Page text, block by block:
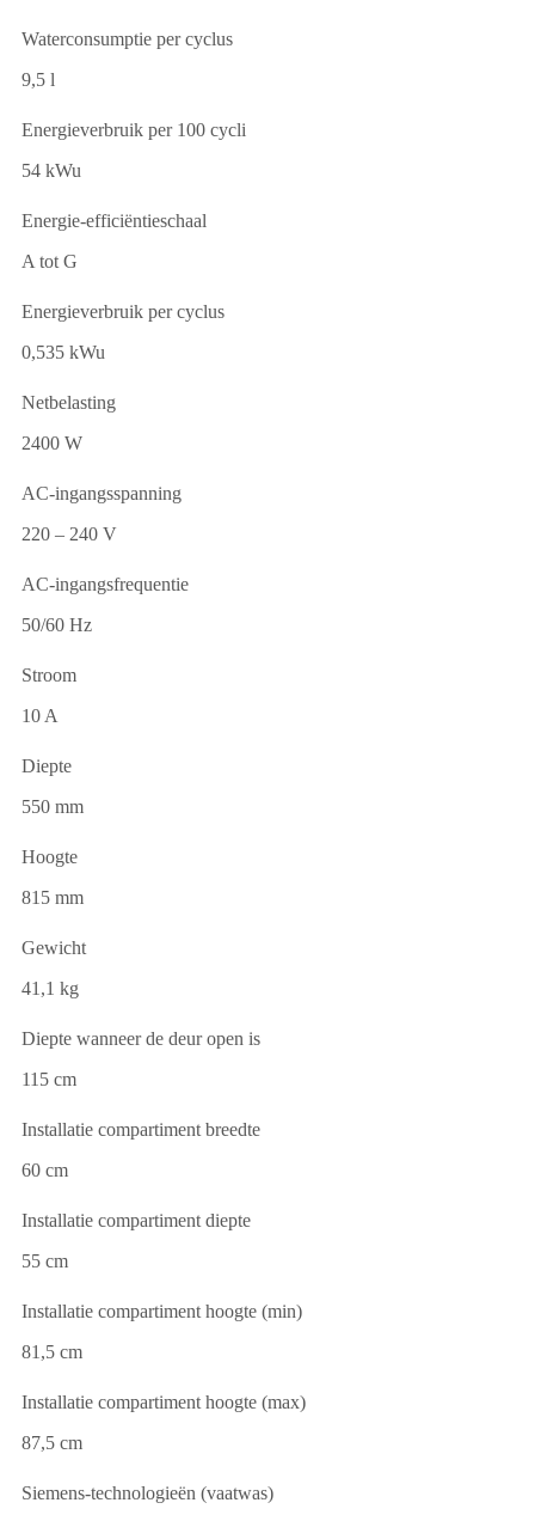
Waterconsumptie per cyclus
9,5 l
Energieverbruik per 100 cycli
54 kWu
Energie-efficiëntieschaal
A tot G
Energieverbruik per cyclus
0,535 kWu
Netbelasting
2400 W
AC-ingangsspanning
220 – 240 V
AC-ingangsfrequentie
50/60 Hz
Stroom
10 A
Diepte
550 mm
Hoogte
815 mm
Gewicht
41,1 kg
Diepte wanneer de deur open is
115 cm
Installatie compartiment breedte
60 cm
Installatie compartiment diepte
55 cm
Installatie compartiment hoogte (min)
81,5 cm
Installatie compartiment hoogte (max)
87,5 cm
Siemens-technologieën (vaatwas)